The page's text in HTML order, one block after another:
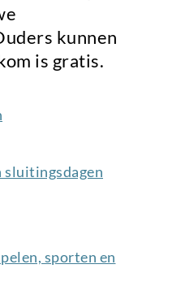
kunnen
is gratis.
sluitingsdagen
sporten en